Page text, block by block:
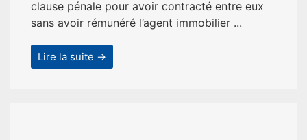
clause pénale pour avoir contracté entre eux
sans avoir rémunéré l’agent immobilier ...
Lire la suite →